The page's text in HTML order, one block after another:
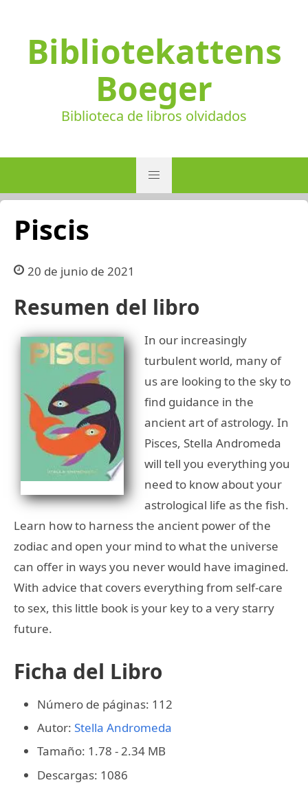
Bibliotekattens
Boeger
Biblioteca de libros olvidados
Piscis
20 de junio de 2021
Resumen del libro
In our increasingly
turbulent world, many of
us are looking to the sky to
find guidance in the
ancient art of astrology. In
Pisces, Stella Andromeda
will tell you everything you
need to know about your
astrological life as the fish.
Learn how to harness the ancient power of the
zodiac and open your mind to what the universe
can offer in ways you never would have imagined.
With advice that covers everything from self-care
to sex, this little book is your key to a very starry
future.
Ficha del Libro
Número de páginas: 112
Autor: Stella Andromeda
Tamaño: 1.78 - 2.34 MB
Descargas: 1086